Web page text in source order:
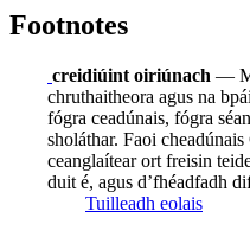
Footnotes
creidiúint oiriúnach —
chruthaitheora agus na
fógra ceadúnais, fógra
sholáthar. Faoi
ceanglaítear ort freisin
duit é, agus d’fhéadfadh
Tuilleadh eolais